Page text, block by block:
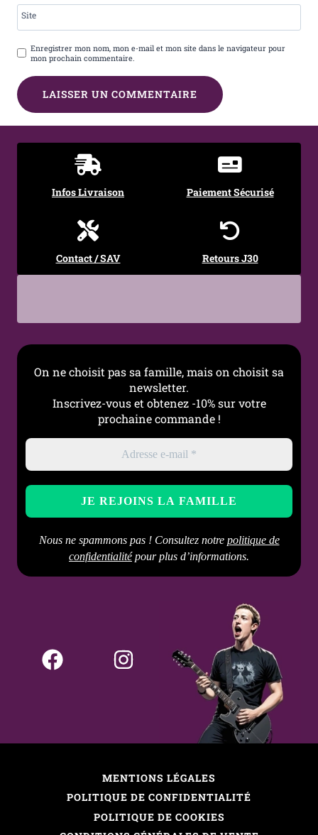
Site
Enregistrer mon nom, mon e-mail et mon site dans le navigateur pour
mon prochain commentaire.
Infos Livraison Paiement Sécurisé
Contact / SAV Retours J30
On ne choisit pas sa famille, mais on choisit sa
newsletter.
Inscrivez-vous et obtenez -10% sur votre
prochaine commande !
Nous ne spammons pas ! Consultez notre politique de
confidentialitépour plus d’informations.
MENTIONS LÉGALES
POLITIQUE DE CONFIDENTIALITÉ
POLITIQUE DE COOKIES